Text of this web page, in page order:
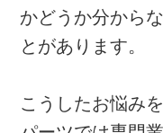
かどうか分から
とがあります。
こうしたお悩み